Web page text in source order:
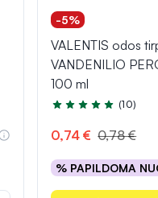
-5%
VALENTIS odos
VANDENILIO
100 ml
Įvertinimas 4.7 iš 5
(10)
0,74 € 0,78 €
% PAPILDOMA